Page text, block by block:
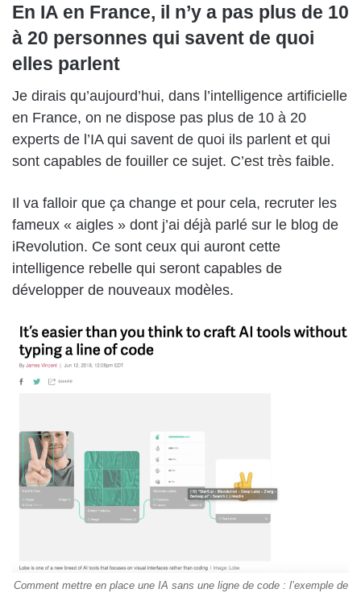
En IA en France, il n’y a pas plus de 10
à 20 personnes qui savent de quoi
elles parlent
Je dirais qu’aujourd’hui, dans l’intelligence artificielle
en France, on ne dispose pas plus de 10 à 20
experts de l’IA qui savent de quoi ils parlent et qui
sont capables de fouiller ce sujet. C’est très faible.
Il va falloir que ça change et pour cela, recruter les
fameux « aigles » dont j’ai déjà parlé sur le blog de
iRevolution. Ce sont ceux qui auront cette
intelligence rebelle qui seront capables de
développer de nouveaux modèles.
Comment mettre en place une IA sans une ligne de code : l’exemple de